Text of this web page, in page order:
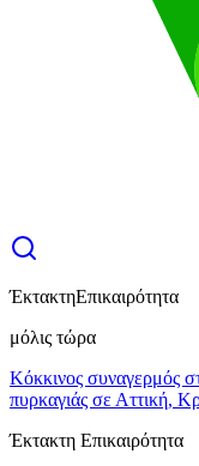
ΈκτακτηΕπικαιρότητα
μόλις τώρα
Κόκκινος συναγερμός
πυρκαγιάς σε Αττική,
Έκτακτη Επικαιρότητα